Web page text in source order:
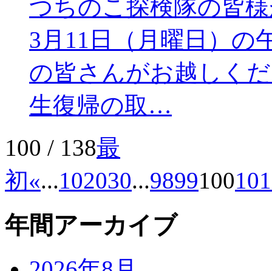
つちのこ探検隊の皆
3月11日（月曜日）の
の皆さんがお越しく
生復帰の取…
100 / 138最
初«...102030...9899100101
年間アーカイブ